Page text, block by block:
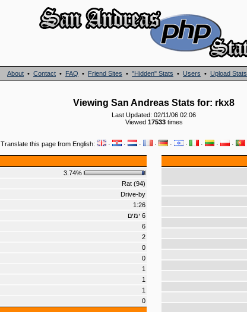
About • Contact • FAQ • Friend Sites • "Hidden" Stats • Users • Upload Stats
Viewing San Andreas Stats for: rkx8
Last Updated: 02/11/06 02:06
Viewed 17533times
Translate this page from English: · · · · · · · · ·
3.74%
Rat (94)
Drive-by
1:26
6 ימים
6
2
0
0
1
1
1
0